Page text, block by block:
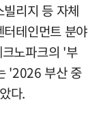
리지 등 자체
테인먼트 분야
노파크의 '부
'2026 부산 중
다.